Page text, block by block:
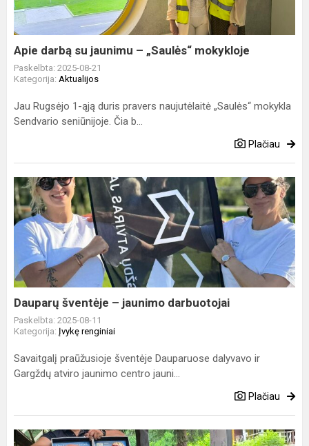
„Saulės“
mokykloje
Apie darbą su jaunimu – „Saulės“ mokykloje
Paskelbta: 2025-08-21
Kategorija: Aktualijos
Jau Rugsėjo 1-ąją duris pravers naujutėlaitė „Saulės“ mokykla
Sendvario seniūnijoje. Čia b...
Plačiau
Dauparų
šventėje
–
jaunimo
darbuotojai
Dauparų šventėje – jaunimo darbuotojai
Paskelbta: 2025-08-11
Kategorija: Įvykę renginiai
Savaitgalį praūžusioje šventėje Dauparuose dalyvavo ir
Gargždų atviro jaunimo centro jauni...
Plačiau
Sparnus